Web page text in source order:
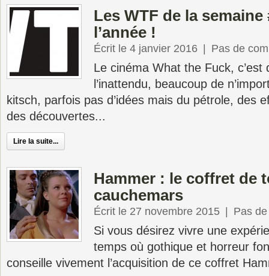
Les WTF de la semaine
l’année !
Écrit le 4 janvier 2016 Pas de
Le cinéma What the Fuck, c’est
l’inattendu, beaucoup de
kitsch, parfois pas d’idées mais du pétrole, des
des découvertes...
Lire la suite...
Hammer : le coffret de
cauchemars
Écrit le 27 novembre 2015 Pas
Si vous désirez vivre une
temps où gothique et horreur
conseille vivement l’acquisition de ce coffret